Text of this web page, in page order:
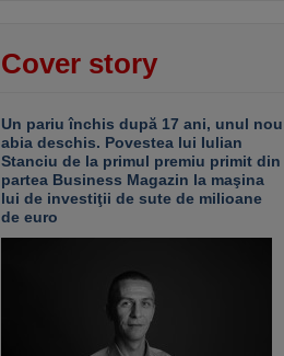
Cover story
Un pariu închis după 17 ani, unul nou
abia deschis. Povestea lui Iulian
Stanciu de la primul premiu primit din
partea Business Magazin la maşina
lui de investiţii de sute de milioane
de euro